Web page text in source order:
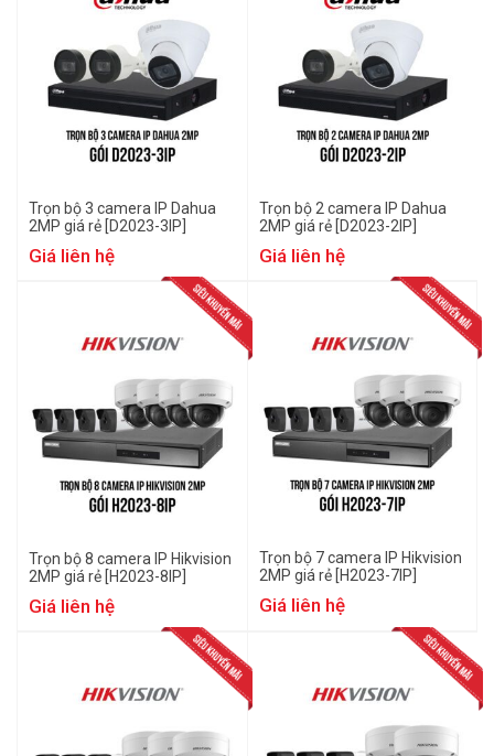
Trọn bộ 3 camera IP Dahua
2MP giá rẻ [D2023-3IP]
Giá liên hệ
Trọn bộ 2 camera IP Dahua
2MP giá rẻ [D2023-2IP]
Giá liên hệ
Trọn bộ 8 camera IP Hikvision
2MP giá rẻ [H2023-8IP]
Giá liên hệ
Trọn bộ 7 camera IP Hikvision
2MP giá rẻ [H2023-7IP]
Giá liên hệ